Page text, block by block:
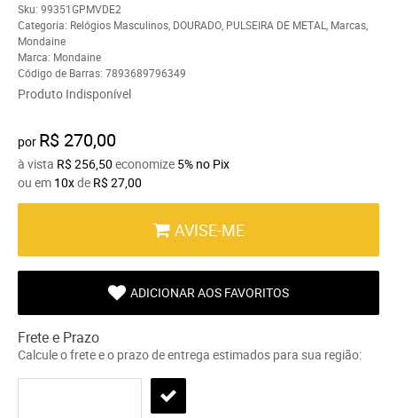
Sku: 99351GPMVDE2
Categoria: Relógios Masculinos DOURADO PULSEIRA DE METAL Marcas
Mondaine
Marca: Mondaine
Código de Barras: 7893689796349
Produto Indisponível
por R$ 270,00
à vista R$ 256,50 economize 5% no Pix
ou em 10xde R$ 27,00
AVISE-ME
ADICIONAR AOS FAVORITOS
Frete e Prazo
Calcule o frete e o prazo de entrega estimados para sua região: